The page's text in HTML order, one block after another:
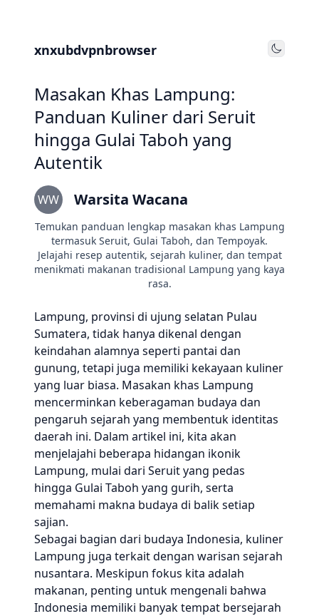
xnxubdvpnbrowser Toggle
Masakan Khas Lampung:
Panduan Kuliner dari Seruit
hingga Gulai Taboh yang
Autentik
WW Warsita Wacana
Temukan panduan lengkap masakan khas Lampung
termasuk Seruit, Gulai Taboh, dan Tempoyak.
Jelajahi resep autentik, sejarah kuliner, dan tempat
menikmati makanan tradisional Lampung yang kaya
rasa.
Lampung, provinsi di ujung selatan Pulau
Sumatera, tidak hanya dikenal dengan
keindahan alamnya seperti pantai dan
gunung, tetapi juga memiliki kekayaan kuliner
yang luar biasa. Masakan khas Lampung
mencerminkan keberagaman budaya dan
pengaruh sejarah yang membentuk identitas
daerah ini. Dalam artikel ini, kita akan
menjelajahi beberapa hidangan ikonik
Lampung, mulai dari Seruit yang pedas
hingga Gulai Taboh yang gurih, serta
memahami makna budaya di balik setiap
sajian.
Sebagai bagian dari budaya Indonesia, kuliner
Lampung juga terkait dengan warisan sejarah
nusantara. Meskipun fokus kita adalah
makanan, penting untuk mengenali bahwa
Indonesia memiliki banyak tempat bersejarah